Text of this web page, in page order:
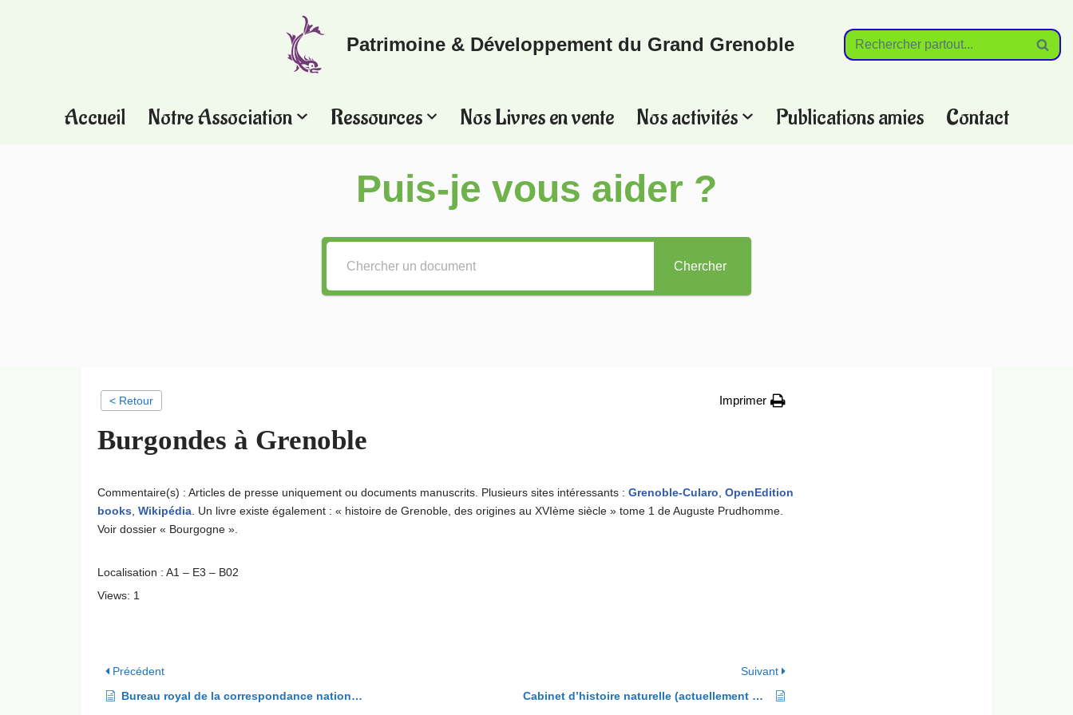
Patrimoine & Développement du Grand Grenoble
Accueil Notre Association Ressources Nos Livres en vente Nos activités Publications amies Contact
Puis-je vous aider ?
Chercher
< Retour Imprimer
Burgondes à Grenoble
Commentaire(s) : Articles de presse uniquement ou documents manuscrits. Plusieurs sites intéressants : Grenoble-Cularo OpenEdition
books Wikipédia . Un livre existe également : « histoire de Grenoble, des origines au XVIème siècle » tome 1 de Auguste Prudhomme.
Voir dossier « Bourgogne ».
Localisation : A1 – E3 – B02
Views: 1
Précédent
Bureau royal de la correspondance nationale et étrangère
Suivant
Cabinet d’histoire naturelle (actuellement Muséum) de Grenoble